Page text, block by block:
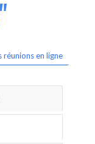
réunions en ligne